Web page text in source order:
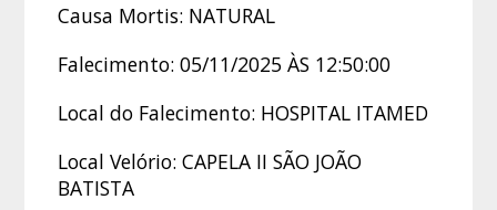
Causa Mortis: NATURAL
Falecimento: 05/11/2025 ÀS 12:50:00
Local do Falecimento: HOSPITAL ITAMED
Local Velório: CAPELA II SÃO JOÃO
BATISTA